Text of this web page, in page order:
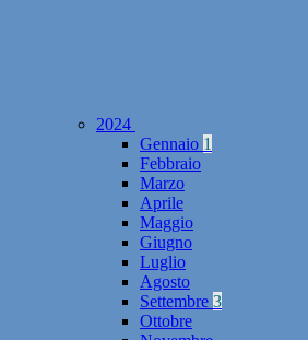
2024
Gennaio 1
Febbraio
Marzo
Aprile
Maggio
Giugno
Luglio
Agosto
Settembre 3
Ottobre